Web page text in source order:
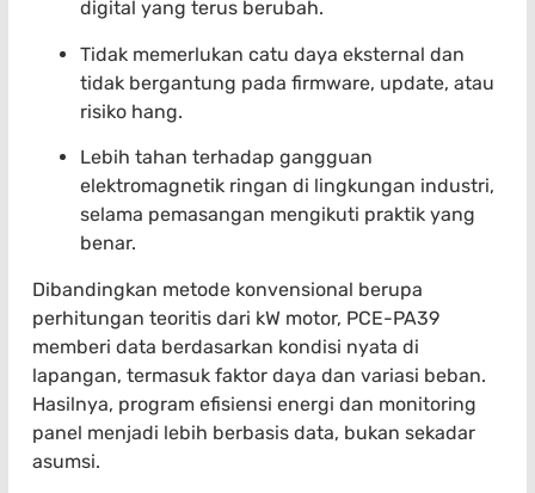
digital yang terus berubah.
Tidak memerlukan catu daya eksternal dan
tidak bergantung pada firmware, update, atau
risiko hang.
Lebih tahan terhadap gangguan
elektromagnetik ringan di lingkungan industri,
selama pemasangan mengikuti praktik yang
benar.
Dibandingkan metode konvensional berupa
perhitungan teoritis dari kW motor, PCE-PA39
memberi data berdasarkan kondisi nyata di
lapangan, termasuk faktor daya dan variasi beban.
Hasilnya, program efisiensi energi dan monitoring
panel menjadi lebih berbasis data, bukan sekadar
asumsi.